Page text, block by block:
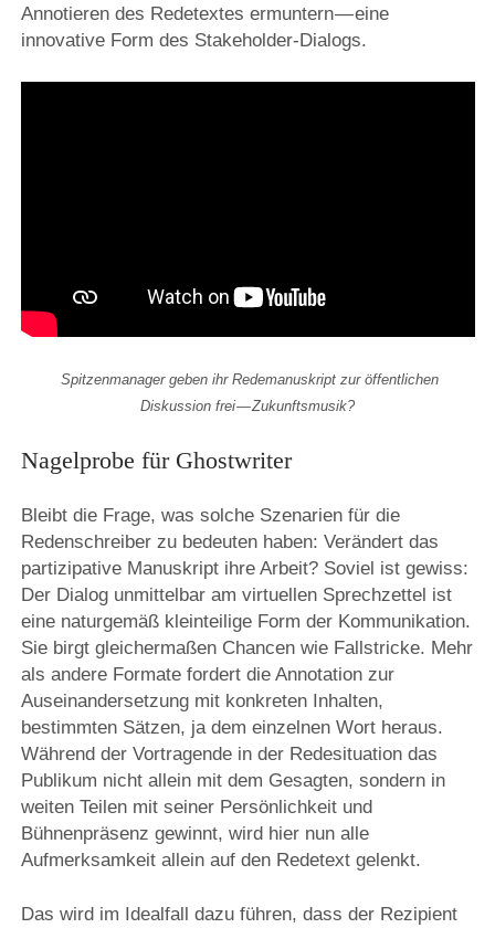
Annotieren des Redetextes ermuntern — eine
innovative Form des Stakeholder-Dialogs.
Spitzenmanager geben ihr Redemanuskript zur öffentlichen
Diskussion frei — Zukunftsmusik?
Nagelprobe für Ghostwriter
Bleibt die Frage, was solche Szenarien für die
Redenschreiber zu bedeuten haben: Verändert das
partizipative Manuskript ihre Arbeit? Soviel ist gewiss:
Der Dialog unmittelbar am virtuellen Sprechzettel ist
eine naturgemäß kleinteilige Form der Kommunikation.
Sie birgt gleichermaßen Chancen wie Fallstricke. Mehr
als andere Formate fordert die Annotation zur
Auseinandersetzung mit konkreten Inhalten,
bestimmten Sätzen, ja dem einzelnen Wort heraus.
Während der Vortragende in der Redesituation das
Publikum nicht allein mit dem Gesagten, sondern in
weiten Teilen mit seiner Persönlichkeit und
Bühnenpräsenz gewinnt, wird hier nun alle
Aufmerksamkeit allein auf den Redetext gelenkt.
Das wird im Idealfall dazu führen, dass der Rezipient